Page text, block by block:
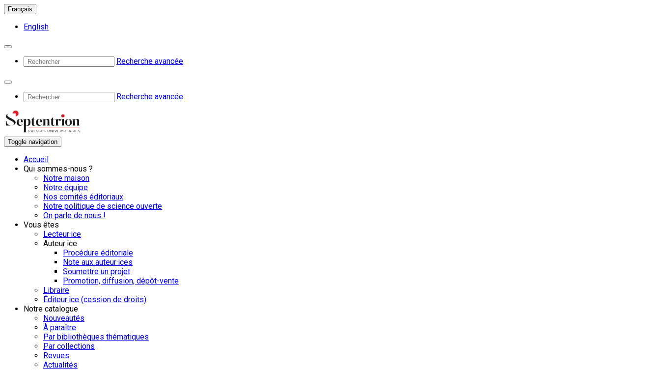
Français
English
Recherche avancée
Recherche avancée
Toggle navigation
Accueil
Qui sommes-nous ?
Notre maison
Notre équipe
Nos comités éditoriaux
Notre politique de science ouverte
On parle de nous !
Vous êtes
Lecteur·ice
Auteur·ice
Procédure éditoriale
Note aux auteur·ices
Soumettre un projet
Promotion, diffusion, dépôt-vente
Libraire
Éditeur·ice (cession de droits)
Notre catalogue
Nouveautés
À paraître
Par bibliothèques thématiques
Par collections
Revues
Actualités